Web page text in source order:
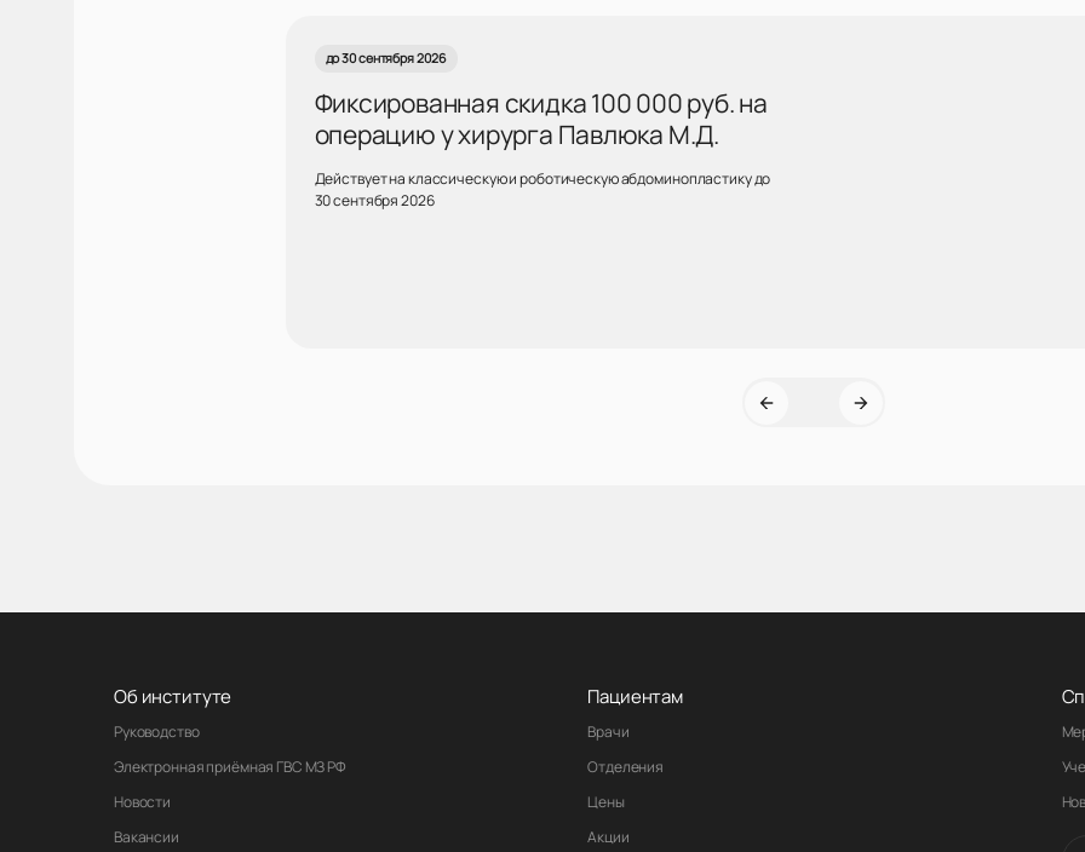
до 30 сентября 2026
Фиксированная скидка 100 000 руб. на
операцию у хирурга Павлюка М.Д.
Действует на классическую и роботическую абдоминопластику до
30 сентября 2026
Об институте
Руководство
Электронная приёмная ГВС МЗ РФ
Новости
Вакансии
Пациентам
Врачи
Отделения
Цены
Акции